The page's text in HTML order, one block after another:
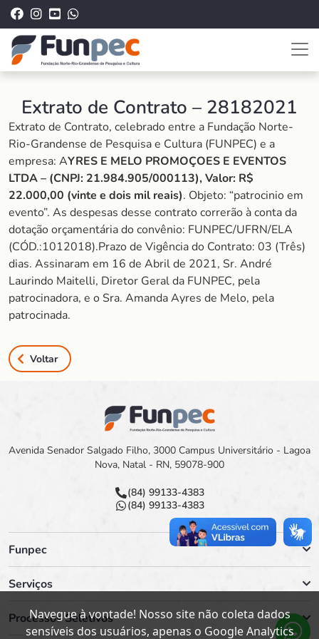
Extrato de Contrato – 28182021
Extrato de Contrato, celebrado entre a Fundação Norte-
Rio-Grandense de Pesquisa e Cultura (FUNPEC) e a
empresa: AYRES E MELO PROMOÇOES E EVENTOS
LTDA – (CNPJ: 21.984.905/000113), Valor: R$
22.000,00 (vinte e dois mil reais). Objeto: “patrocinio em
evento”. As despesas desse contrato correrão à conta da
dotação orçamentária do convênio: FUNPEC/UFRN/ELA
(CÓD.:1012018).Prazo de Vigência do Contrato: 03 (Três)
dias. Assinaram em 16 de Abril de 2021, Sr. André
Laurindo Maitelli, Diretor Geral da FUNPEC, pela
patrocinadora, e o Sra. Amanda Ayres de Melo, pela
patrocinada.
Voltar
Avenida Senador Salgado Filho, 3000 Campus Universitário - Lagoa
Nova, Natal - RN, 59078-900
(84) 99133-4383
(84) 99133-4383
Funpec
Serviços
Processos Seletivos
Navegue à vontade! Nosso site não coleta dados
sensíveis dos usuários, apenas o Google Analytics